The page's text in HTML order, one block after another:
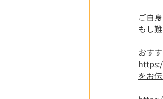
ご自
もし
おす
をお